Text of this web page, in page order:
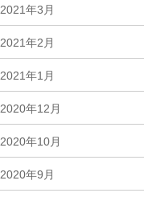
2021年3月
2021年2月
2021年1月
2020年12月
2020年10月
2020年9月